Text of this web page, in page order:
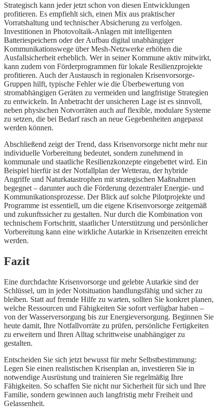
Strategisch kann jeder jetzt schon von diesen Entwicklungen
profitieren. Es empfiehlt sich, einen Mix aus praktischer
Vorratshaltung und technischer Absicherung zu verfolgen.
Investitionen in Photovoltaik-Anlagen mit intelligenten
Batteriespeichern oder der Aufbau digital unabhängiger
Kommunikationswege über Mesh-Netzwerke erhöhen die
Ausfallsicherheit erheblich. Wer in seiner Kommune aktiv mitwirkt,
kann zudem von Förderprogrammen für lokale Resilienzprojekte
profitieren. Auch der Austausch in regionalen Krisenvorsorge-
Gruppen hilft, typische Fehler wie die Überbewertung von
stromabhängigen Geräten zu vermeiden und langfristige Strategien
zu entwickeln. In Anbetracht der unsicheren Lage ist es sinnvoll,
neben physischen Notvorräten auch auf flexible, modulare Systeme
zu setzen, die bei Bedarf rasch an neue Gegebenheiten angepasst
werden können.
Abschließend zeigt der Trend, dass Krisenvorsorge nicht mehr nur
individuelle Vorbereitung bedeutet, sondern zunehmend in
kommunale und staatliche Resilienzkonzepte eingebettet wird. Ein
Beispiel hierfür ist der Notfallplan der Wetterau, der hybride
Angriffe und Naturkatastrophen mit strategischen Maßnahmen
begegnet – darunter auch die Förderung dezentraler Energie- und
Kommunikationsprozesse. Der Blick auf solche Pilotprojekte und
Programme ist essentiell, um die eigene Krisenvorsorge zeitgemäß
und zukunftssicher zu gestalten. Nur durch die Kombination von
technischem Fortschritt, staatlicher Unterstützung und persönlicher
Vorbereitung kann eine wirkliche Autarkie in Krisenzeiten erreicht
werden.
Fazit
Eine durchdachte Krisenvorsorge und gelebte Autarkie sind der
Schlüssel, um in jeder Notsituation handlungsfähig und sicher zu
bleiben. Statt auf fremde Hilfe zu warten, sollten Sie konkret planen,
welche Ressourcen und Fähigkeiten Sie sofort verfügbar haben –
von der Wasserversorgung bis zur Energieversorgung. Beginnen Sie
heute damit, Ihre Notfallvorräte zu prüfen, persönliche Fertigkeiten
zu erweitern und Ihren Alltag schrittweise unabhängiger zu
gestalten.
Entscheiden Sie sich jetzt bewusst für mehr Selbstbestimmung:
Legen Sie einen realistischen Krisenplan an, investieren Sie in
notwendige Ausrüstung und trainieren Sie regelmäßig Ihre
Fähigkeiten. So schaffen Sie nicht nur Sicherheit für sich und Ihre
Familie, sondern gewinnen auch langfristig mehr Freiheit und
Gelassenheit.